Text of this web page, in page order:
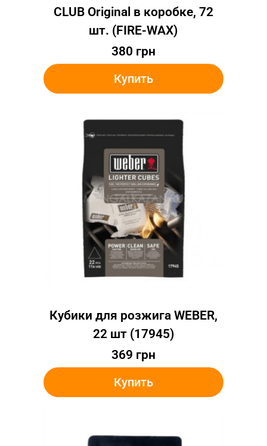
CLUB Original в коробке, 72
шт. (FIRE-WAX)
380 грн
Купить
Кубики для розжига WEBER,
22 шт (17945)
369 грн
Купить